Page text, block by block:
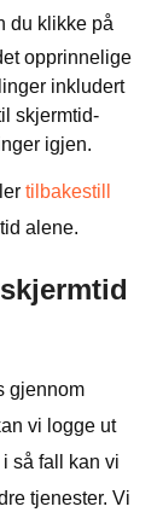
du klikke på
opprinnelige
inkludert
skjermtid-
igjen.
tilbakestill
alene.
gjennom
vi logge ut
så fall kan vi
tjenester. Vi